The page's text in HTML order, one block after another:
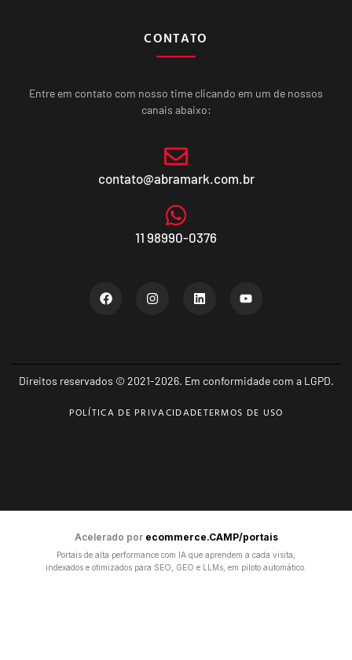
CONTATO
Entre em contato com nosso time clicando em um de nossos
canais abaixo:
contato@abramark.com.br
11 98990-0376
Direitos reservados © 2021-2026. Em conformidade com a LGPD.
POLÍTICA DE PRIVACIDADETERMOS DE USO
Acelerado por ecommerce.CAMP/portais
Portais de alta performance com IA que aprendem a cada visita,
indexados e otimizados para SEO, GEO e LLMs, em piloto automático.